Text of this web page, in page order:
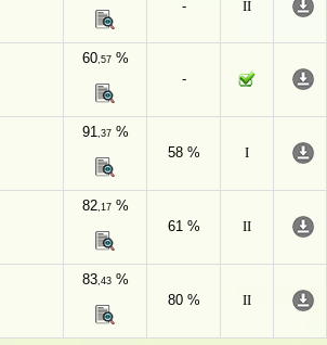
-
II
60,57%
-
91,37%
58 %
I
82,17%
61 %
II
83,43%
80 %
II